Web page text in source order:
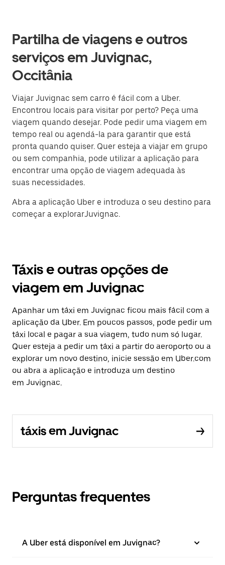
Partilha de viagens e outros
serviços em Juvignac,
Occitânia
Viajar Juvignac sem carro é fácil com a Uber.
Encontrou locais para visitar por perto? Peça uma
viagem quando desejar. Pode pedir uma viagem em
tempo real ou agendá-la para garantir que está
pronta quando quiser. Quer esteja a viajar em grupo
ou sem companhia, pode utilizar a aplicação para
encontrar uma opção de viagem adequada às
suas necessidades.
Abra a aplicação Uber e introduza o seu destino para
começar a explorarJuvignac.
Táxis e outras opções de
viagem em Juvignac
Apanhar um táxi em Juvignac ficou mais fácil com a
aplicação da Uber. Em poucos passos, pode pedir um
táxi local e pagar a sua viagem, tudo num só lugar.
Quer esteja a pedir um táxi a partir do aeroporto ou a
explorar um novo destino, inicie sessão em Uber.com
ou abra a aplicação e introduza um destino
em Juvignac.
táxis em Juvignac
Perguntas frequentes
A Uber está disponível em Juvignac?